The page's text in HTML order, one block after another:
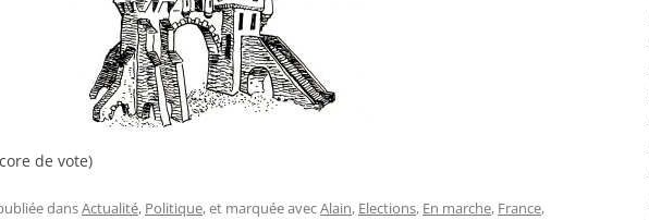
de vote)
dansActualité, Politique, et marquée avecAlain, Elections, En marche, France,